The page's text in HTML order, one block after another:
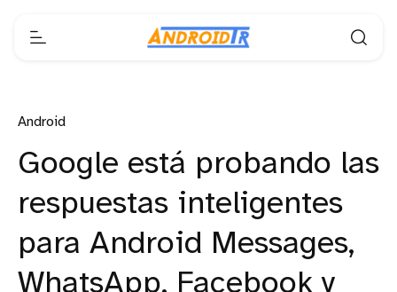
Android
Google está probando las
respuestas inteligentes
para Android Messages,
WhatsApp, Facebook y